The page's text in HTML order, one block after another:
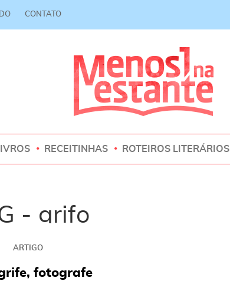
CONTATO
RECEITINHAS ROTEIROS LITERÁRIOS
- grifo
ARTIGO
fotografe